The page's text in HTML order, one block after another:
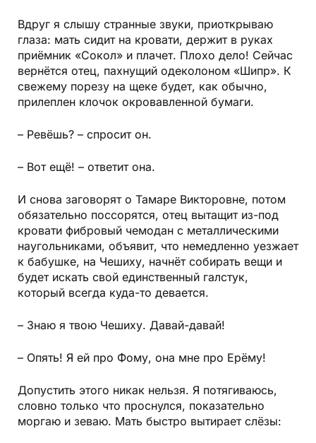
Вдруг я слышу странные звуки, приоткрываю
глаза: мать сидит на кровати, держит в руках
приёмник «Сокол» и плачет. Плохо дело! Сейчас
вернётся отец, пахнущий одеколоном «Шипр». К
свежему порезу на щеке будет, как обычно,
прилеплен клочок окровавленной бумаги.
– Ревёшь? – спросит он.
– Вот ещё! – ответит она.
И снова заговорят о Тамаре Викторовне, потом
обязательно поссорятся, отец вытащит из-под
кровати фибровый чемодан с металлическими
наугольниками, объявит, что немедленно уезжает
к бабушке, на Чешиху, начнёт собирать вещи и
будет искать свой единственный галстук,
который всегда куда-то девается.
– Знаю я твою Чешиху. Давай-давай!
– Опять! Я ей про Фому, она мне про Ерёму!
Допустить этого никак нельзя. Я потягиваюсь,
словно только что проснулся, показательно
моргаю и зеваю. Мать быстро вытирает слёзы: